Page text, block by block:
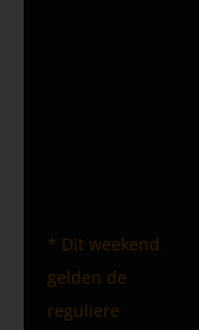
* Dit weekend
gelden de
reguliere